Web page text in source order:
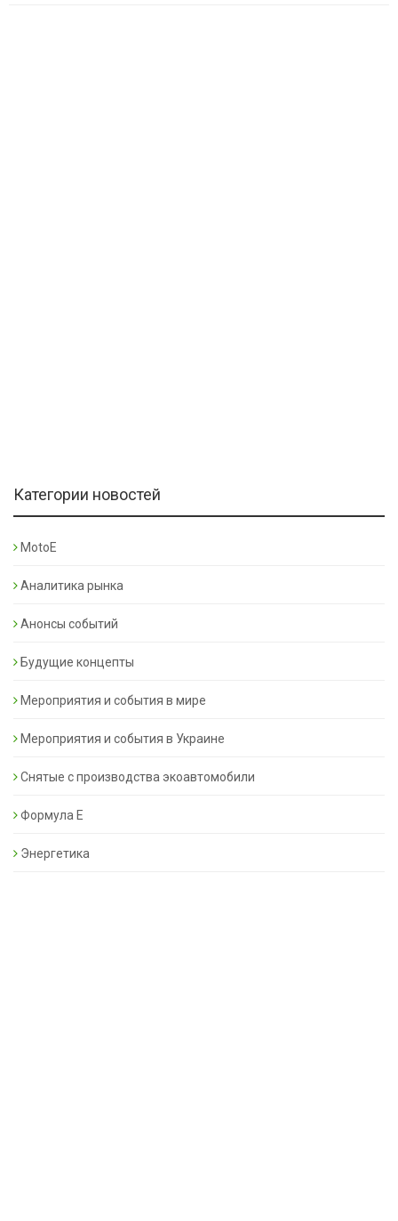
Категории новостей
MotoE
Аналитика рынка
Анонсы событий
Будущие концепты
Мероприятия и события в мире
Мероприятия и события в Украине
Снятые с производства экоавтомобили
Формула Е
Энергетика